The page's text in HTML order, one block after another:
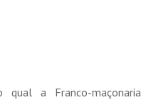
a Franco-maçonaria